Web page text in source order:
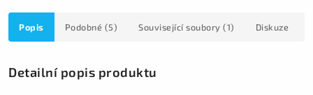
Popis Podobné (5) Související soubory (1) Diskuze
Detailní popis produktu